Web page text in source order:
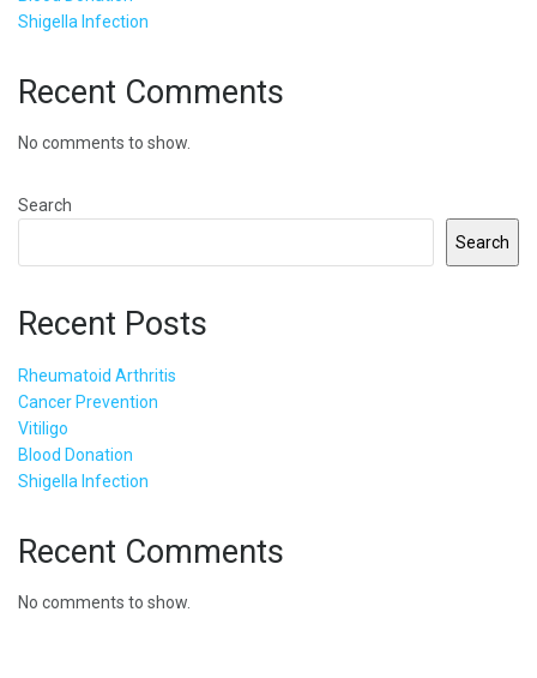
Shigella Infection
Recent Comments
No comments to show.
Search
Search
Recent Posts
Rheumatoid Arthritis
Cancer Prevention
Vitiligo
Blood Donation
Shigella Infection
Recent Comments
No comments to show.